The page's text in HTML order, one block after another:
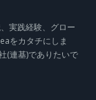
実践経験、グロー
をカタチにしま
(連基)でありたいで